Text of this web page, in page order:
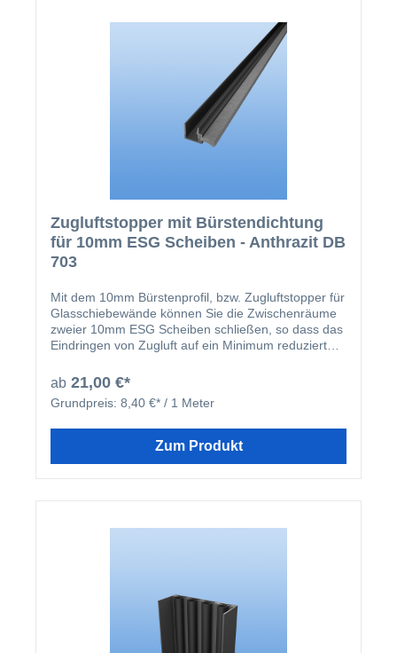
Zugluftstopper mit Bürstendichtung
für 10mm ESG Scheiben - Anthrazit DB
703
Mit dem 10mm Bürstenprofil, bzw. Zugluftstopper für
Glasschiebewände können Sie die Zwischenräume
zweier 10mm ESG Scheiben schließen, so dass das
Eindringen von Zugluft auf ein Minimum reduziert
Glasschiebewände, abgestimmte Profil wird einfach
auf die Glasscheibe aufgesteckt. Um einen sicheren
Halt der Zugluftstopper auf dem Glas zu
von unserem Montagekleber gegeben werden.
ab 21,00 €*
Grundpreis: 8,40 €* / 1 Meter
Zum Produkt